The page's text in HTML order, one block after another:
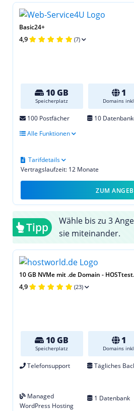
Basic24+
4,9 (7)
10 GB
Speicherplatz
1
Domains
100 Postfächer 10
Alle Funktionen
Vertragslaufzeit: 12 Monate
Tarifdetails
ZUM
Tipp
Wähle bis zu 3
sie miteinander.
10 GB NVMe mit .de Domain -
4,9 (23)
10 GB
Speicherplatz
1
Domains
Telefonsupport Tägliches
Managed
WordPress Hosting
1 Datenbank